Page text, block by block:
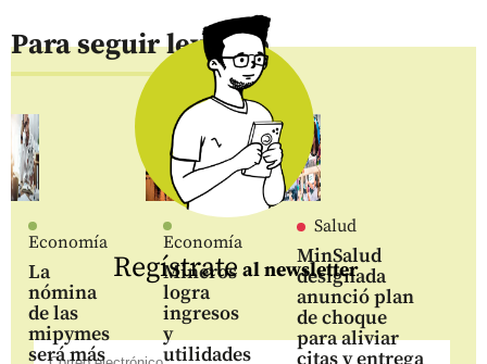
Para seguir leyendo
Economía
La
nómina
de las
mipymes
será más
Economía
Mineros
logra
ingresos
y
utilidades
Salud
MinSalud
designada
anunció plan
de choque
para aliviar
citas y entrega
Regístrate al newsletter